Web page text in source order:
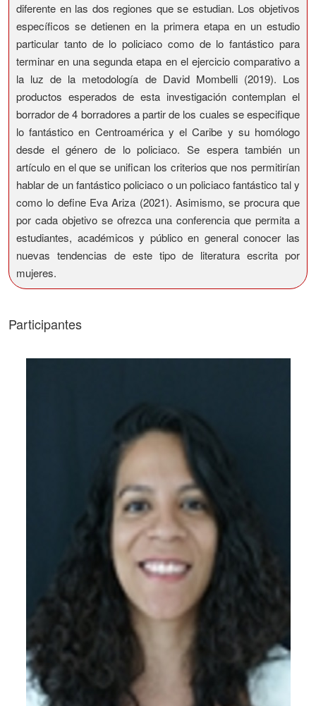
diferente en las dos regiones que se estudian. Los objetivos
específicos se detienen en la primera etapa en un estudio
particular tanto de lo policiaco como de lo fantástico para
terminar en una segunda etapa en el ejercicio comparativo a
la luz de la metodología de David Mombelli (2019). Los
productos esperados de esta investigación contemplan el
borrador de 4 borradores a partir de los cuales se especifique
lo fantástico en Centroamérica y el Caribe y su homólogo
desde el género de lo policiaco. Se espera también un
artículo en el que se unifican los criterios que nos permitirían
hablar de un fantástico policiaco o un policiaco fantástico tal y
como lo define Eva Ariza (2021). Asimismo, se procura que
por cada objetivo se ofrezca una conferencia que permita a
estudiantes, académicos y público en general conocer las
nuevas tendencias de este tipo de literatura escrita por
mujeres.
Participantes